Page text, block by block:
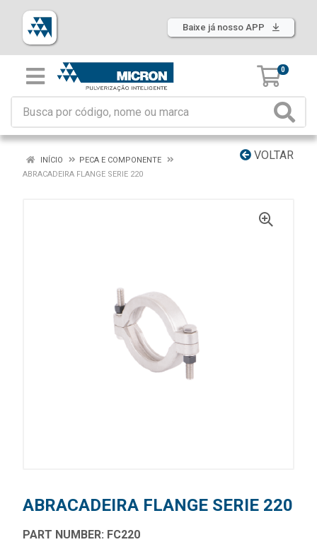
Baixe já nosso APP
0
VOLTAR
INÍCIO
PECA E COMPONENTE
ABRACADEIRA FLANGE SERIE 220
ABRACADEIRA FLANGE SERIE 220
PART NUMBER: FC220